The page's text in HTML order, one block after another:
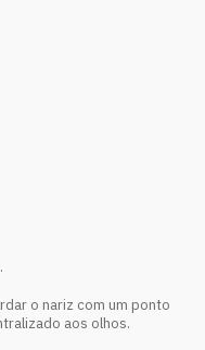
o nariz com um ponto
aos olhos.